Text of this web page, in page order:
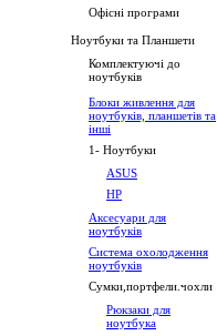
Офісні програми
Ноутбуки та Планшети
Комплектуючі до
ноутбуків
Блоки живлення для
ноутбуків, планшетів та
інші
1- Ноутбуки
ASUS
HP
Аксесуари для
ноутбуків
Система охолодження
ноутбуків
Сумки,портфели.чохли
Рюкзаки для
ноутбука